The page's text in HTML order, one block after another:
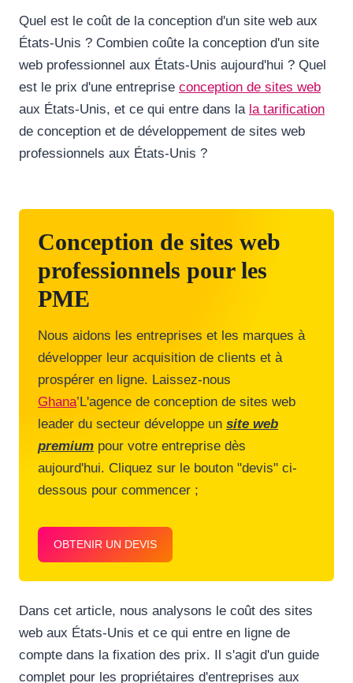
Quel est le coût de la conception d'un site web aux
États-Unis ? Combien coûte la conception d'un site
web professionnel aux États-Unis aujourd'hui ? Quel
est le prix d'une entreprise conception de sites web
aux États-Unis, et ce qui entre dans la la tarification
de conception et de développement de sites web
professionnels aux États-Unis ?
Conception de sites web
professionnels pour les
PME
Nous aidons les entreprises et les marques à
développer leur acquisition de clients et à
prospérer en ligne. Laissez-nous
Ghana’L'agence de conception de sites web
leader du secteur développe un site web
premium pour votre entreprise dès
aujourd'hui. Cliquez sur le bouton "devis" ci-
dessous pour commencer ;
OBTENIR UN DEVIS
Dans cet article, nous analysons le coût des sites
web aux États-Unis et ce qui entre en ligne de
compte dans la fixation des prix. Il s'agit d'un guide
complet pour les propriétaires d'entreprises aux